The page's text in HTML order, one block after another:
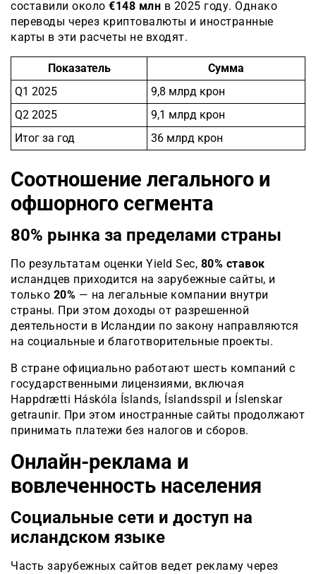
составили около €148 млн в 2025 году. Однако
переводы через криптовалюты и иностранные
карты в эти расчеты не входят.
Показатель
Сумма
Q1 2025
9,8 млрд крон
Q2 2025
9,1 млрд крон
Итог за год
36 млрд крон
Соотношение легального и
офшорного сегмента
80% рынка за пределами страны
По результатам оценки Yield Sec, 80% ставок
исландцев приходится на зарубежные сайты, и
только 20% — на легальные компании внутри
страны. При этом доходы от разрешенной
деятельности в Исландии по закону направляются
на социальные и благотворительные проекты.
В стране официально работают шесть компаний с
государственными лицензиями, включая
Happdrætti Háskóla Íslands, Íslandsspil и Íslenskar
getraunir. При этом иностранные сайты продолжают
принимать платежи без налогов и сборов.
Онлайн-реклама и
вовлеченность населения
Социальные сети и доступ на
исландском языке
Часть зарубежных сайтов ведет рекламу через